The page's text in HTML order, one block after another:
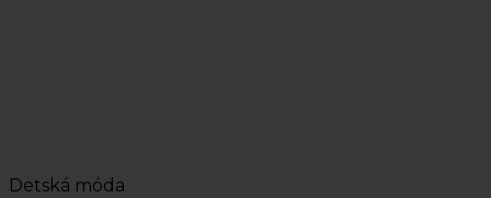
Detská móda